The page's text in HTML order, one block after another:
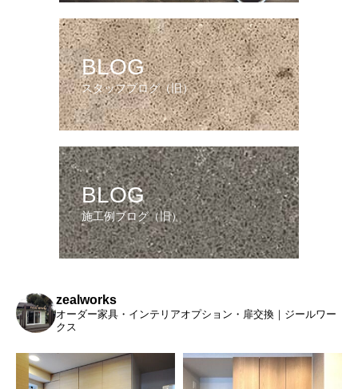
BLOG
スタッフブログ（旧）
BLOG
施工例ブログ（旧）
zealworks
オーダー家具・インテリアオプション・扉交換｜ジールワー
クス